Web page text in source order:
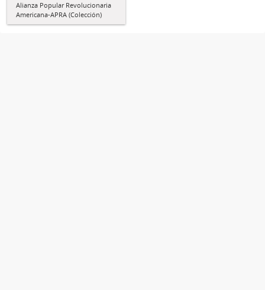
Alianza Popular Revolucionaria
Americana-APRA (Colección)